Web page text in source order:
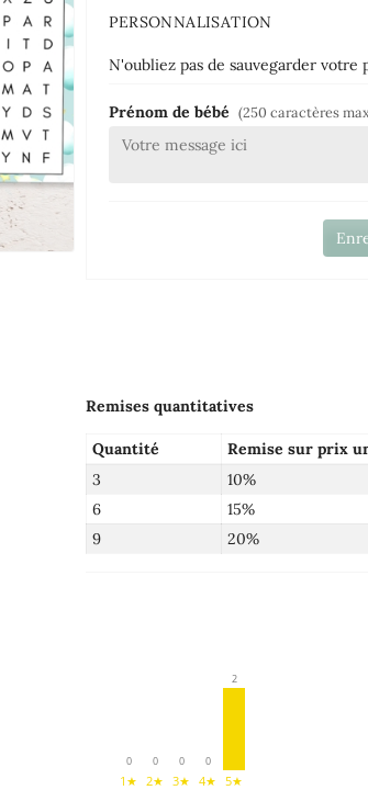
PERSONNALISATION
N'oubliez pas de sauvegarder
Prénom de bébé (250 caractères
Remises quantitatives
Quantité Remise sur prix
3
10%
6
15%
9
20%
0
1★
0
2★
0
3★
0
4★
2
5★